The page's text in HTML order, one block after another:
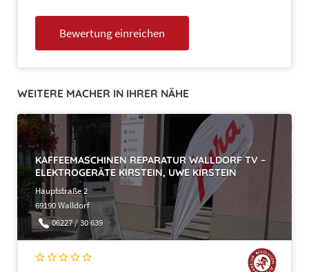
WEITERE MACHER IN IHRER NÄHE
KAFFEEMASCHINEN REPARATUR WALLDORF TV –
ELEKTROGERÄTE KIRSTEIN, UWE KIRSTEIN
Hauptstraße 2
69190 Walldorf
06227 / 30 639